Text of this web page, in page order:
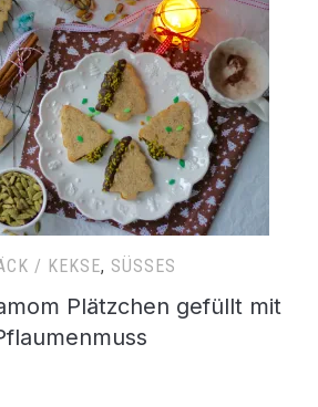
/ KEKSE, SÜSSES
Plätzchen gefüllt mit